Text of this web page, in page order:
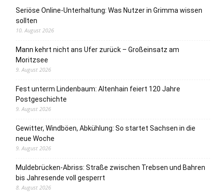
Seriöse Online-Unterhaltung: Was Nutzer in Grimma wissen
sollten
10. August 2026
Mann kehrt nicht ans Ufer zurück – Großeinsatz am
Moritzsee
9. August 2026
Fest unterm Lindenbaum: Altenhain feiert 120 Jahre
Postgeschichte
9. August 2026
Gewitter, Windböen, Abkühlung: So startet Sachsen in die
neue Woche
9. August 2026
Muldebrücken-Abriss: Straße zwischen Trebsen und Bahren
bis Jahresende voll gesperrt
8. August 2026